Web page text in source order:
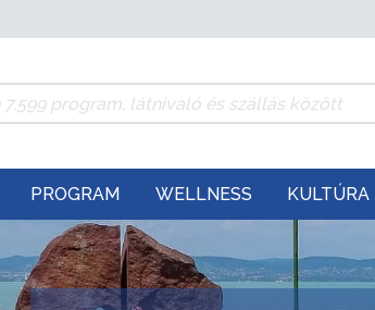
PROGRAM WELLNESS KULTÚRA